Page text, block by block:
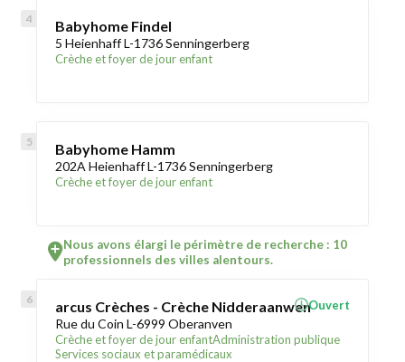
Babyhome Findel
5 Heienhaff L-1736 Senningerberg
Crèche et foyer de jour enfant
Babyhome Hamm
202A Heienhaff L-1736 Senningerberg
Crèche et foyer de jour enfant
Nous avons élargi le périmètre de recherche : 10
professionnels des villes alentours.
arcus Crèches - Crèche Nidderaanwen
Rue du Coin L-6999 Oberanven
Crèche et foyer de jour enfantAdministration publique
Services sociaux et paramédicaux
Ouvert